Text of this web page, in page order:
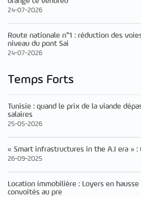
24-07-2026
Route nationale n°1 : réduction des
niveau du pont Sai
24-07-2026
Temps Forts
Tunisie : quand le prix de la viande
salaires
25-05-2026
« Smart infrastructures in the A.I era » :
26-09-2025
Location immobilière : Loyers en
convoités au pre